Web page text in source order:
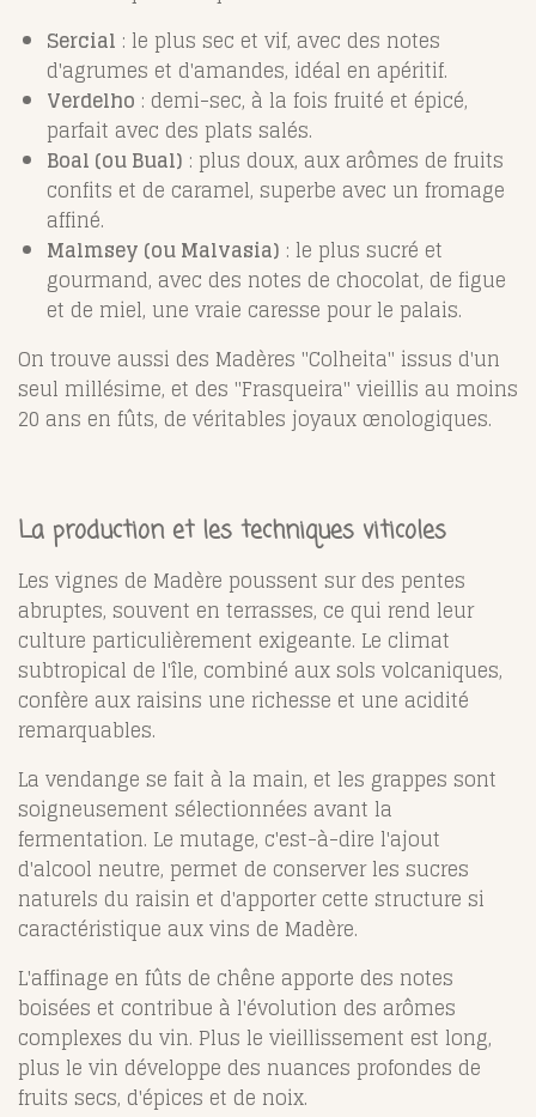
Sercial : le plus sec et vif, avec des notes
d'agrumes et d'amandes, idéal en apéritif.
Verdelho : demi-sec, à la fois fruité et épicé,
parfait avec des plats salés.
Boal (ou Bual) : plus doux, aux arômes de fruits
confits et de caramel, superbe avec un fromage
affiné.
Malmsey (ou Malvasia) : le plus sucré et
gourmand, avec des notes de chocolat, de figue
et de miel, une vraie caresse pour le palais.
On trouve aussi des Madères "Colheita" issus d'un
seul millésime, et des "Frasqueira" vieillis au moins
20 ans en fûts, de véritables joyaux œnologiques.
La production et les techniques viticoles
Les vignes de Madère poussent sur des pentes
abruptes, souvent en terrasses, ce qui rend leur
culture particulièrement exigeante. Le climat
subtropical de l'île, combiné aux sols volcaniques,
confère aux raisins une richesse et une acidité
remarquables.
La vendange se fait à la main, et les grappes sont
soigneusement sélectionnées avant la
fermentation. Le mutage, c'est-à-dire l'ajout
d'alcool neutre, permet de conserver les sucres
naturels du raisin et d'apporter cette structure si
caractéristique aux vins de Madère.
L'affinage en fûts de chêne apporte des notes
boisées et contribue à l'évolution des arômes
complexes du vin. Plus le vieillissement est long,
plus le vin développe des nuances profondes de
fruits secs, d'épices et de noix.